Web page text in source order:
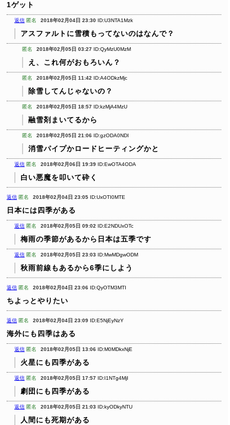
1ゲット
返信 匿名 2018年02月04日 23:30 ID:U3NTA1Mzk
アスファルトに雪積もってないのはなんで？
匿名 2018年02月05日 03:27 ID:QyMzU0MzM
え、これ何がおもろいん？
匿名 2018年02月05日 11:42 ID:A4ODkzMjc
除雪してんじゃないの？
匿名 2018年02月05日 18:57 ID:kzMjA4MzU
融雪剤まいてるから
匿名 2018年02月05日 21:06 ID:gzODA0NDI
消雪パイプかロードヒーティングかと
返信 匿名 2018年02月06日 19:39 ID:EwOTA4ODA
白い悪魔を叩いて砕く
返信 匿名 2018年02月04日 23:05 ID:UxOTI0MTE
日本には四季がある
返信 匿名 2018年02月05日 09:02 ID:E2NDUxOTc
梅雨の季節があるから日本は五季です
返信 匿名 2018年02月05日 23:03 ID:MwMDgwODM
秋雨前線もあるから6季にしよう
返信 匿名 2018年02月04日 23:06 ID:QyOTM3MTI
ちよっとやりたい
返信 匿名 2018年02月04日 23:09 ID:E5NjEyNzY
海外にも四季はある
返信 匿名 2018年02月05日 13:06 ID:M0MDkxNjE
火星にも四季がある
返信 匿名 2018年02月05日 17:57 ID:I1NTg4MjI
劇団にも四季がある
返信 匿名 2018年02月05日 21:03 ID:kyODkyNTU
人間にも死期がある